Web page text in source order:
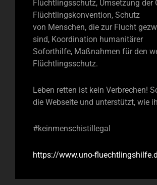
Flüchtlingsschutz, Umsetzung der
Flüchtlingskonvention, Schutz
von Menschen, die zur Flucht
sind, Koordination humanitärer
Soforthilfe, Maßnahmen für den
Flüchtlingsschutz.
Leben retten ist kein Verbrechen!
die Webseite und unterstützt, wie
#keinmenschistillegal
https://www.uno-